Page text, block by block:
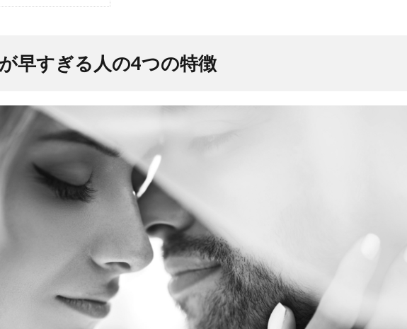
早すぎる人の4つの特徴